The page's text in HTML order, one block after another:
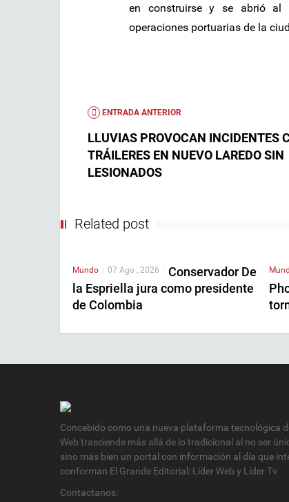
en construirse y se abrió al
operaciones portuarias de la
ENTRADA ANTERIOR
LLUVIAS PROVOCAN INCIDENTES
TRÁILERES EN NUEVO LAREDO SIN
LESIONADOS
Related post
Mundo | 07 Ago , 2026 | Conservador De
la Espriella jura como presidente
de Colombia
Concebido como una nueva plataforma tecnológica
Web trasciende más allá de lo tradicional al no ser
sino más bien un portal con información al día que
conforman El Grande Editorial: Líder Web y Líder Tv
Contactanos: